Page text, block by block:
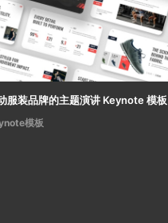
服装品牌的主题演讲 Keynote 模板
模板